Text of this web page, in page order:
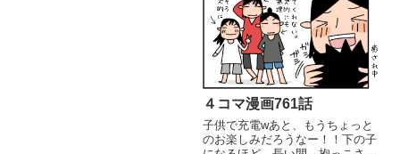
４コマ漫画761話
子供で充電wあと、もうちょっと
のお楽しみだろうなー！！下の子